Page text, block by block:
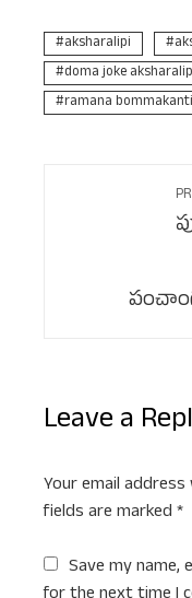
aksharalipi
doma joke
ramana
Leave a
Your email address
fields are marked *
Save my name,